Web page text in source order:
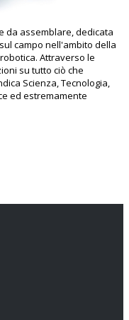
da assemblare, dedicata
campo nell'ambito della
Attraverso le
su tutto ciò che
Scienza, Tecnologia,
ed estremamente